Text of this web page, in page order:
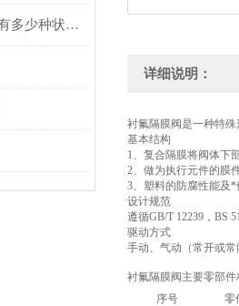
不锈钢V型球阀的安装有多少种状况？
详细说明：
衬氟隔膜阀是一种特
基本结构
1、复合隔膜将阀体下
2、做为执行元件的膜
3、塑料的防腐性能及
设计规范
遵循GB/T 12239，BS
驱动方式
手动、气动（常开或
衬氟隔膜阀主要零部件
序号
零